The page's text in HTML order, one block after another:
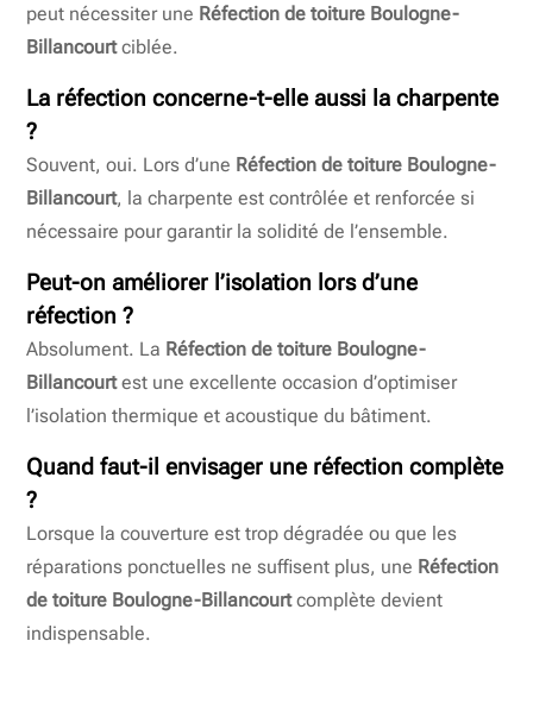
peut nécessiter une Réfection de toiture Boulogne-
Billancourtciblée.
La réfection concerne-t-elle aussi la charpente
?
Souvent, oui. Lors d’une Réfection de toiture Boulogne-
Billancourt, la charpente est contrôlée et renforcée si
nécessaire pour garantir la solidité de l’ensemble.
Peut-on améliorer l’isolation lors d’une
réfection ?
Absolument. La Réfection de toiture Boulogne-
Billancourtest une excellente occasion d’optimiser
l’isolation thermique et acoustique du bâtiment.
Quand faut-il envisager une réfection complète
?
Lorsque la couverture est trop dégradée ou que les
réparations ponctuelles ne suffisent plus, une Réfection
de toiture Boulogne-Billancourtcomplète devient
indispensable.